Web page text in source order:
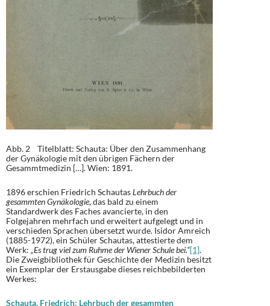
Abb. 2 Titelblatt: Schauta: Über den Zusammenhang
der Gynäkologie mit den übrigen Fächern der
Gesammtmedizin […]. Wien: 1891.
1896 erschien Friedrich SchautasLehrbuch der
gesammten Gynäkologie, das bald zu einem
Standardwerk des Faches avancierte, in den
Folgejahren mehrfach und erweitert aufgelegt und in
verschieden Sprachen übersetzt wurde. Isidor Amreich
(1885-1972), ein Schüler Schautas, attestierte dem
Werk: „Es trug viel zum Ruhme der Wiener Schule bei.“[1].
Die Zweigbibliothek für Geschichte der Medizin besitzt
ein Exemplar der Erstausgabe dieses reichbebilderten
Werkes:
Schauta, Friedrich: Lehrbuch der gesammten